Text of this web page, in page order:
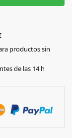
productos sin
de las 14 h